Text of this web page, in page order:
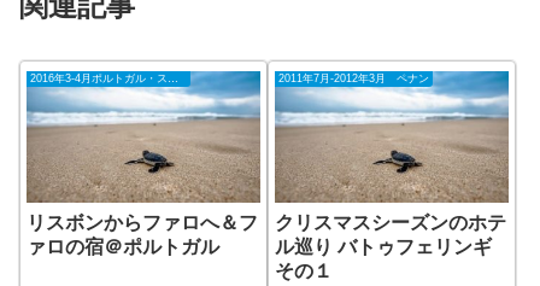
リスボンからファロへ＆フ
ァロの宿＠ポルトガル
2011年7月-2012年3月 ペナン
クリスマスシーズンのホテ
ル巡り バトゥフェリンギ
その１